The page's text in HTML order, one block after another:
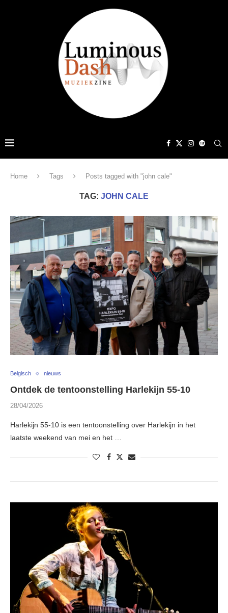
Home Tags Posts tagged with "john cale"
TAG: JOHN CALE
Belgisch nieuws
Ontdek de tentoonstelling Harlekijn 55-10
28/04/2026
Harlekijn 55-10 is een tentoonstelling over Harlekijn in het
laatste weekend van mei en het …